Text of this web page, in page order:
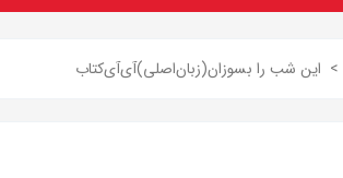
> این شب را بسوزان(زبان‌اصلی)آی‌آی‌کتاب